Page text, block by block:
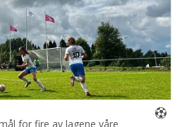
for fire av lagene våre